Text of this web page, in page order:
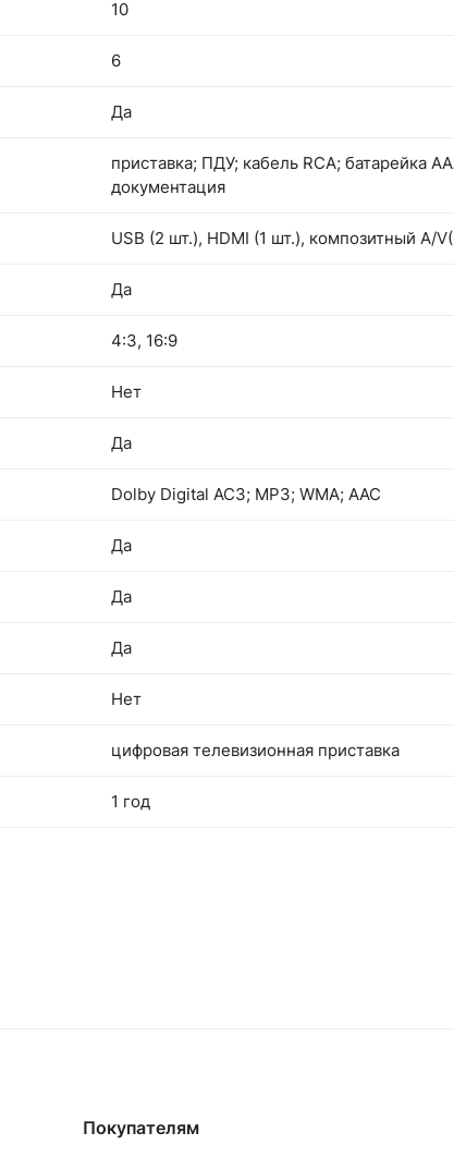
10
6
Да
приставка; ПДУ; кабель RCA; батарейка
документация
USB (2 шт.), HDMI (1 шт.), композитный A/
Да
4:3, 16:9
Нет
Да
Dolby Digital AC3; MP3; WMA; AAC
Да
Да
Да
Нет
цифровая телевизионная приставка
1 год
Покупателям